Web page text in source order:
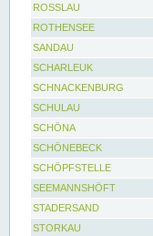
ROSSLAU
ROTHENSEE
SANDAU
SCHARLEUK
SCHNACKENBURG
SCHULAU
SCHÖNA
SCHÖNEBECK
SCHÖPFSTELLE
SEEMANNSHÖFT
STADERSAND
STORKAU